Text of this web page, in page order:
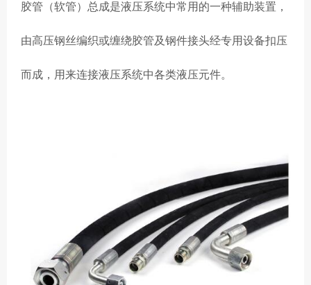
胶管（软管）总成是液压系统中常用的一种辅助装置，
由高压钢丝编织或缠绕胶管及钢件接头经专用设备扣压
而成，用来连接液压系统中各类液压元件。